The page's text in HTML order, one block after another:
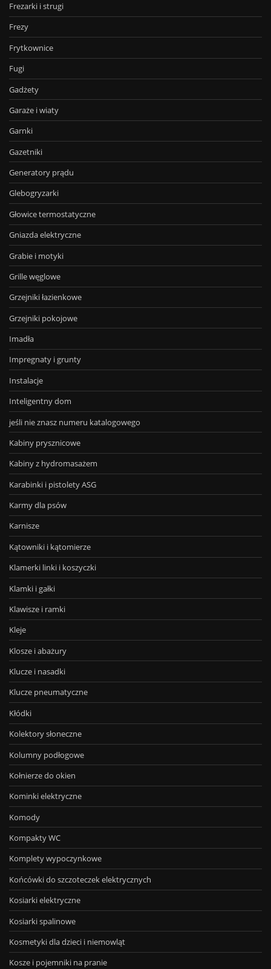
Frezarki i strugi
Frezy
Frytkownice
Fugi
Gadżety
Garaże i wiaty
Garnki
Gazetniki
Generatory prądu
Glebogryzarki
Głowice termostatyczne
Gniazda elektryczne
Grabie i motyki
Grille węglowe
Grzejniki łazienkowe
Grzejniki pokojowe
Imadła
Impregnaty i grunty
Instalacje
Inteligentny dom
jeśli nie znasz numeru katalogowego
Kabiny prysznicowe
Kabiny z hydromasażem
Karabinki i pistolety ASG
Karmy dla psów
Karnisze
Kątowniki i kątomierze
Klamerki linki i koszyczki
Klamki i gałki
Klawisze i ramki
Kleje
Klosze i abażury
Klucze i nasadki
Klucze pneumatyczne
Kłódki
Kolektory słoneczne
Kolumny podłogowe
Kołnierze do okien
Kominki elektryczne
Komody
Kompakty WC
Komplety wypoczynkowe
Końcówki do szczoteczek elektrycznych
Kosiarki elektryczne
Kosiarki spalinowe
Kosmetyki dla dzieci i niemowląt
Kosze i pojemniki na pranie